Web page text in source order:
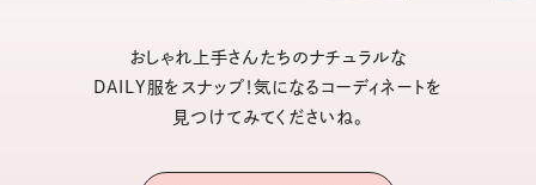
おしゃれ上手さんたちのナチュラルな
DAILY服をスナップ！気になるコーディネートを
見つけてみてくださいね。